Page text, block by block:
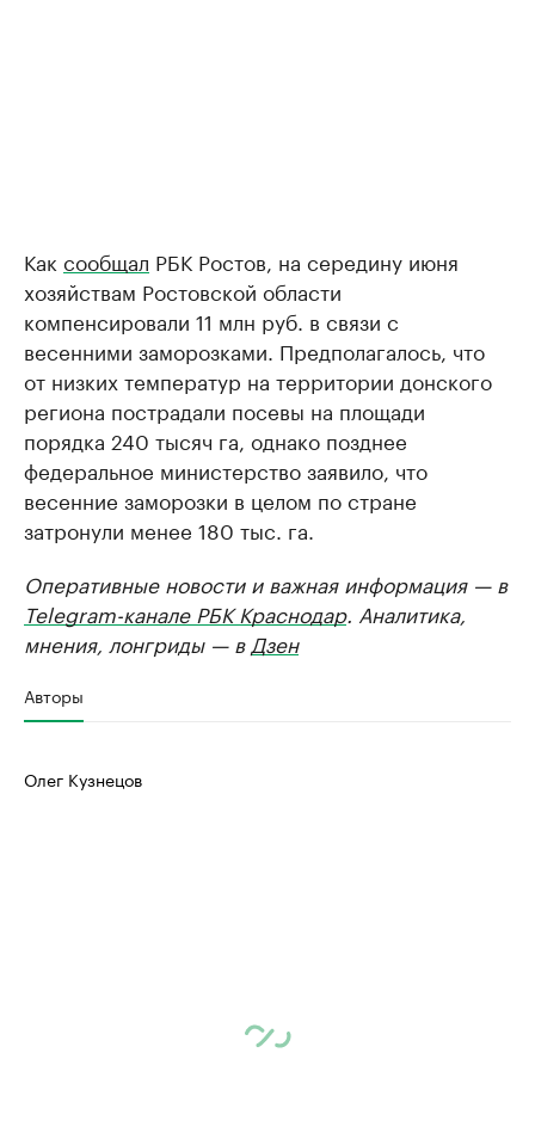
Как сообщал РБК Ростов, на середину июня
хозяйствам Ростовской области
компенсировали 11 млн руб. в связи с
весенними заморозками. Предполагалось, что
от низких температур на территории донского
региона пострадали посевы на площади
порядка 240 тысяч га, однако позднее
федеральное министерство заявило, что
весенние заморозки в целом по стране
затронули менее 180 тыс. га.
Оперативные новости и важная информация — в
Telegram-канале РБК Краснодар. Аналитика,
мнения, лонгриды — в Дзен
Авторы
Олег Кузнецов